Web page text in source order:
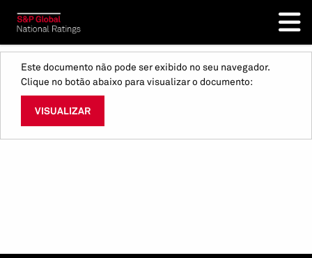
Este documento não pode ser exibido no seu navegador.
Clique no botão abaixo para visualizar o documento:
VISUALIZAR